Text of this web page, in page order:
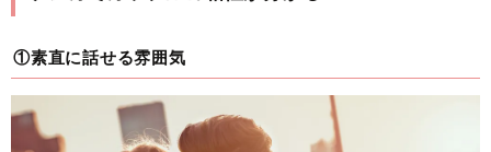
①素直に話せる雰囲気